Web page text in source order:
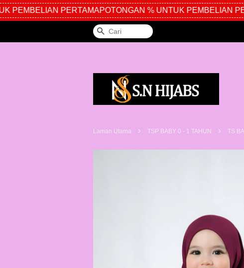
PEMBELIAN PERTAMAPOTONGAN % UNTUK PEMBELIAN
Cari
Laman Utama › TSP BABY 0 - 1 TAHUN › TS